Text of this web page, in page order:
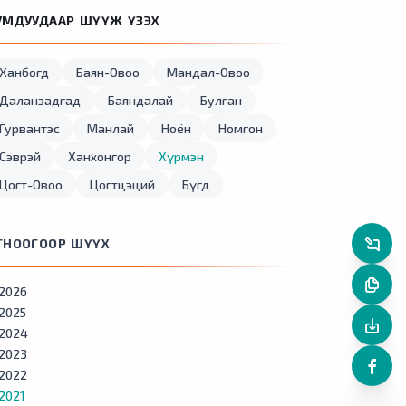
ШҮҮЖ ҮЗЭХ
Ханбогд Баян-Овоо
Мандал-Овоо
Даланзадгад
Баяндалай
Булган
Гурвантэс
Манлай Ноён
Номгон
Сэврэй
Ханхонгор
Хүрмэн
Цогт-Овоо
Цогтцэций Бүгд
ШҮҮХ